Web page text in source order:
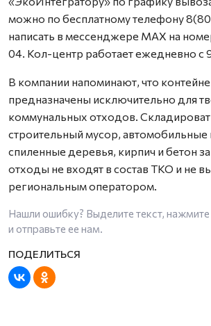
можно по бесплатному телефону
написать в мессенджере MAX на
04. Кол-центр работает ежедневно с
В компании напоминают, что
предназначены исключительно для
коммунальных отходов.
строительный мусор, автомобильные
спиленные деревья, кирпич и бетон
отходы не входят в состав ТКО и не
региональным оператором.
Нашли ошибку? Выделите текст, нажмите
и отправьте ее нам.